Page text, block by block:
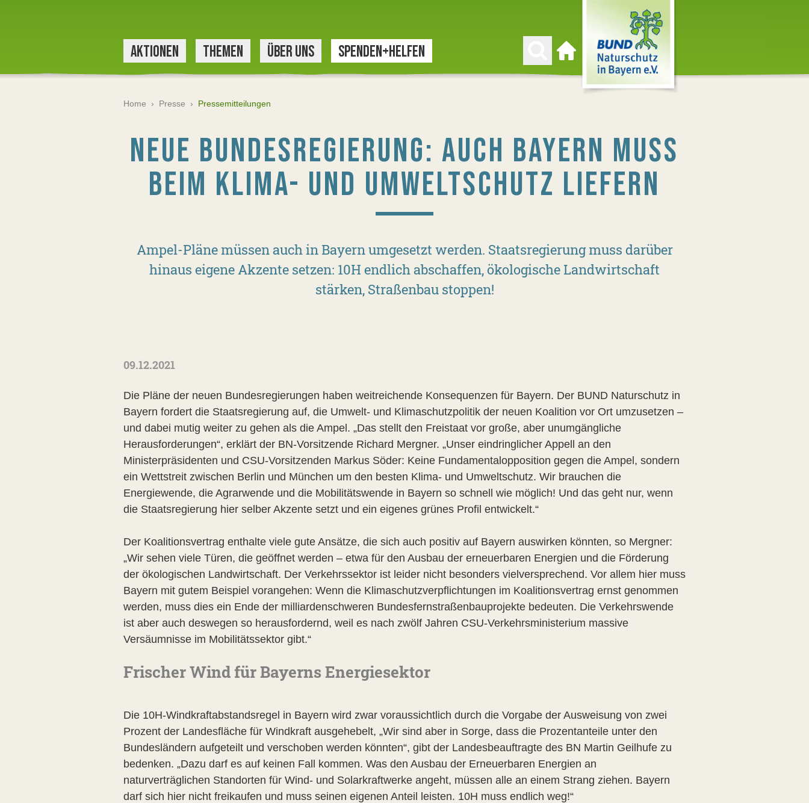
AKTIONEN THEMEN ÜBER UNS SPENDEN+HELFEN
Zur Startseite
Home › Presse › Pressemitteilungen
NEUE BUNDESREGIERUNG: AUCH BAYERN MUSS
BEIM KLIMA- UND UMWELTSCHUTZ LIEFERN
Ampel-Pläne müssen auch in Bayern umgesetzt werden. Staatsregierung muss darüber
hinaus eigene Akzente setzen: 10H endlich abschaffen, ökologische Landwirtschaft
stärken, Straßenbau stoppen!
09.12.2021
Die Pläne der neuen Bundesregierungen haben weitreichende Konsequenzen für Bayern. Der BUND Naturschutz in
Bayern fordert die Staatsregierung auf, die Umwelt- und Klimaschutzpolitik der neuen Koalition vor Ort umzusetzen –
und dabei mutig weiter zu gehen als die Ampel. „Das stellt den Freistaat vor große, aber unumgängliche
Herausforderungen“, erklärt der BN-Vorsitzende Richard Mergner. „Unser eindringlicher Appell an den
Ministerpräsidenten und CSU-Vorsitzenden Markus Söder: Keine Fundamentalopposition gegen die Ampel, sondern
ein Wettstreit zwischen Berlin und München um den besten Klima- und Umweltschutz. Wir brauchen die
Energiewende, die Agrarwende und die Mobilitätswende in Bayern so schnell wie möglich! Und das geht nur, wenn
die Staatsregierung hier selber Akzente setzt und ein eigenes grünes Profil entwickelt.“
Der Koalitionsvertrag enthalte viele gute Ansätze, die sich auch positiv auf Bayern auswirken könnten, so Mergner:
„Wir sehen viele Türen, die geöffnet werden – etwa für den Ausbau der erneuerbaren Energien und die Förderung
der ökologischen Landwirtschaft. Der Verkehrssektor ist leider nicht besonders vielversprechend. Vor allem hier muss
Bayern mit gutem Beispiel vorangehen: Wenn die Klimaschutzverpflichtungen im Koalitionsvertrag ernst genommen
werden, muss dies ein Ende der milliardenschweren Bundesfernstraßenbauprojekte bedeuten. Die Verkehrswende
ist aber auch deswegen so herausfordernd, weil es nach zwölf Jahren CSU-Verkehrsministerium massive
Versäumnisse im Mobilitätssektor gibt.“
Frischer Wind für Bayerns Energiesektor
Die 10H-Windkraftabstandsregel in Bayern wird zwar voraussichtlich durch die Vorgabe der Ausweisung von zwei
Prozent der Landesfläche für Windkraft ausgehebelt, „Wir sind aber in Sorge, dass die Prozentanteile unter den
Bundesländern aufgeteilt und verschoben werden könnten“, gibt der Landesbeauftragte des BN Martin Geilhufe zu
bedenken. „Dazu darf es auf keinen Fall kommen. Was den Ausbau der Erneuerbaren Energien an
naturverträglichen Standorten für Wind- und Solarkraftwerke angeht, müssen alle an einem Strang ziehen. Bayern
darf sich hier nicht freikaufen und muss seinen eigenen Anteil leisten. 10H muss endlich weg!“